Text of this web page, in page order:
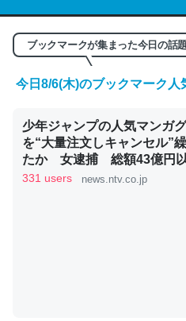
─GPTの仕組みと限界についての考
くらい。小説でいう「ずっと
ど、短期記憶というには多い
かりやすく強くなりそう
─GPTの仕組みと限界についての
昆虫ってカルシウム少ないの
ブックマークが集まった今日の話
今日8/6(木)のブックマーク人
少年ジャンプの人気マンガ
を“大量注文しキャンセル”
たか 女逮捕 総額43億円
（2026年8月6日掲載）｜日
331 users news.ntv.co.jp